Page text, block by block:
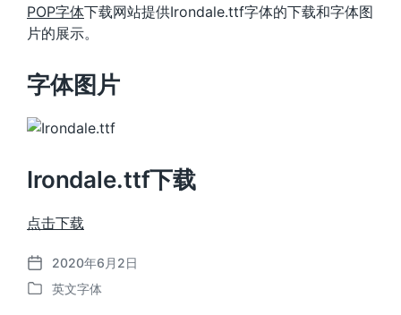
POP字体下载网站提供Irondale.ttf字体的下载和字体图
片的展示。
字体图片
Irondale.ttf下载
点击下载
发
布
2020年6月2日
发
英文字体